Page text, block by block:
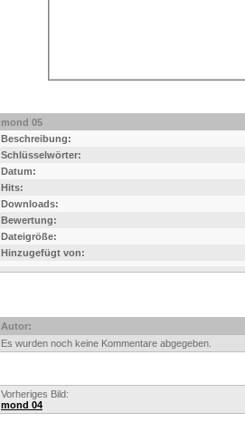
mond 05
Beschreibung:
Schlüsselwörter:
Datum:
Hits:
Downloads:
Bewertung:
Dateigröße:
Hinzugefügt von:
Autor:
Es wurden noch keine Kommentare abgegeben.
Vorheriges Bild:
mond 04